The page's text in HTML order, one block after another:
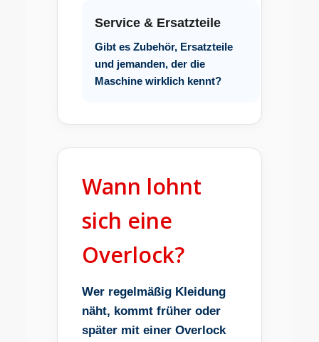
Service & Ersatzteile
Gibt es Zubehör, Ersatzteile
und jemanden, der die
Maschine wirklich kennt?
Wann lohnt
sich eine
Overlock?
Wer regelmäßig Kleidung
näht, kommt früher oder
später mit einer Overlock